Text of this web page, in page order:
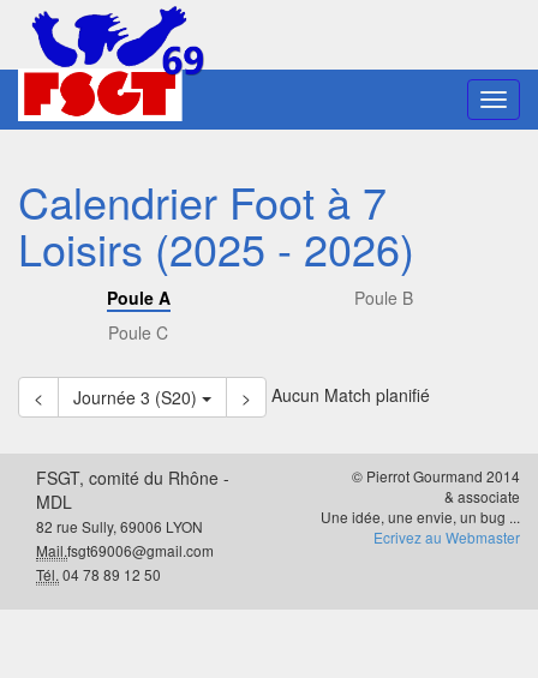
Calendrier Foot à 7
Loisirs (2025 - 2026)
Poule A
Poule B
Poule C
< Journée 3 (S20) > Aucun Match planifié
FSGT, comité du Rhône -
MDL
82 rue Sully, 69006 LYON
Mail.fsgt69006@gmail.com
Tél. 04 78 89 12 50
© Pierrot Gourmand 2014
& associate
Une idée, une envie, un bug ...
Ecrivez au Webmaster